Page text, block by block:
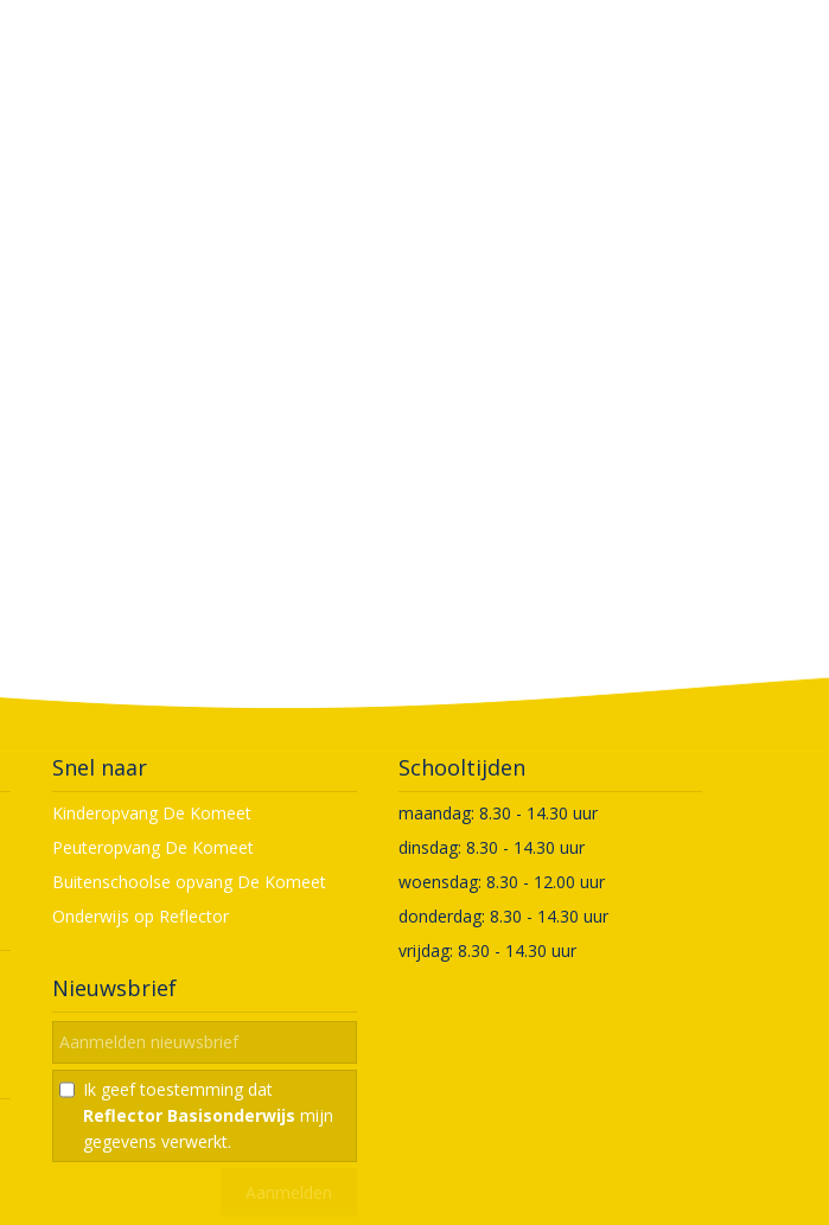
Snel naar
Kinderopvang De Komeet
Peuteropvang De Komeet
Buitenschoolse opvang De Komeet
Onderwijs op Reflector
Nieuwsbrief
Ik geef toestemming dat
Reflector Basisonderwijs mijn
gegevens verwerkt.
Schooltijden
maandag: 8.30 - 14.30 uur
dinsdag: 8.30 - 14.30 uur
woensdag: 8.30 - 12.00 uur
donderdag: 8.30 - 14.30 uur
vrijdag: 8.30 - 14.30 uur